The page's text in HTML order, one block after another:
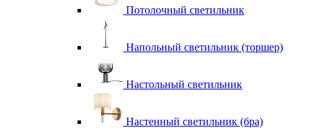
Потолочный светильник
Напольный светильник (торшер)
Настольный светильник
Настенный светильник (бра)